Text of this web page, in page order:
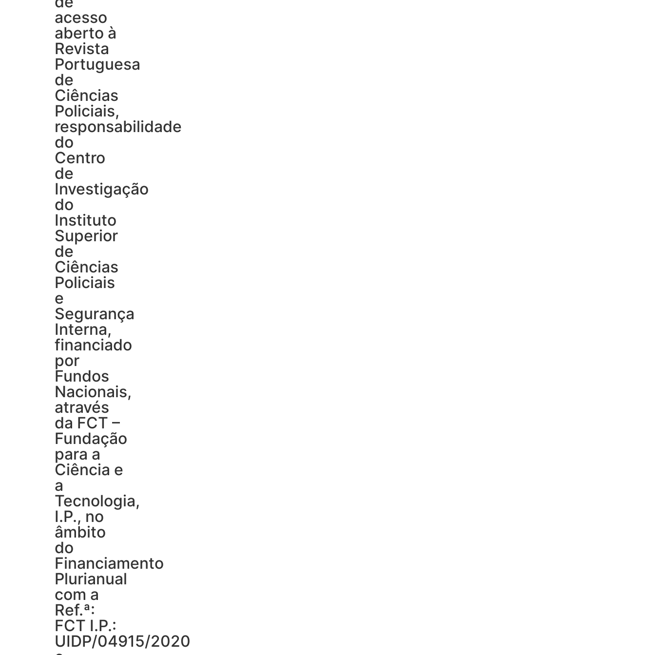
acesso
aberto à
Revista
Portuguesa
de
Ciências
Policiais,
responsabilidade
do
Centro
de
Investigação
do
Instituto
Superior
de
Ciências
Policiais
e
Segurança
Interna,
financiado
por
Fundos
Nacionais,
através
da FCT –
Fundação
para a
Ciência e
a
Tecnologia,
I.P., no
âmbito
do
Financiamento
Plurianual
com a
Ref.ª:
FCT I.P.:
UIDP/04915/2020